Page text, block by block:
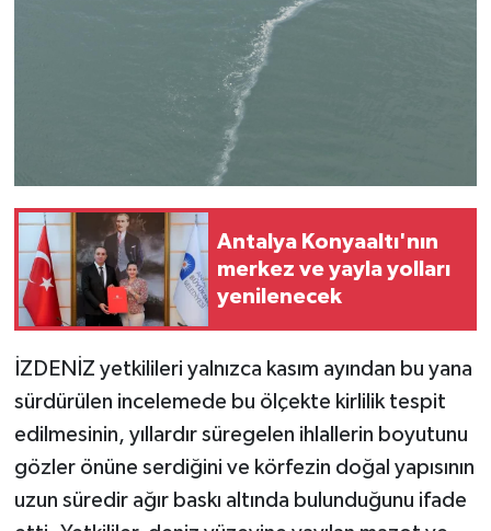
Antalya Konyaaltı'nın
merkez ve yayla yolları
yenilenecek
İZDENİZ yetkilileri yalnızca kasım ayından bu yana
sürdürülen incelemede bu ölçekte kirlilik tespit
edilmesinin, yıllardır süregelen ihlallerin boyutunu
gözler önüne serdiğini ve körfezin doğal yapısının
uzun süredir ağır baskı altında bulunduğunu ifade